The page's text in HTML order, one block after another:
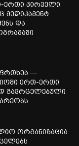
პირველი
მედიკამენტ
და
—
ერთ-ერთი
გავრცელებული
ორგანიზაცია